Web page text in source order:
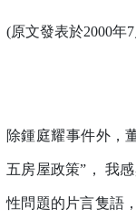
(原文發表於2000年
除鍾庭耀事件外，
五房屋政策”， 我
性問題的片言隻語